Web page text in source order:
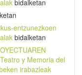
bidalketan
entzunezkoen
bidalketan
y Memoria del
irabazleak